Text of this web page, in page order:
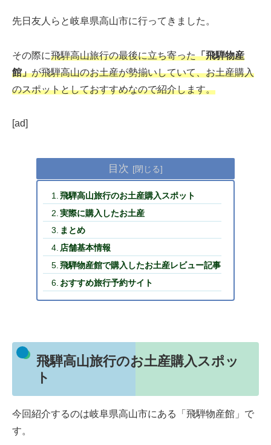
先日友人らと岐阜県高山市に行ってきました。
その際に飛騨高山旅行の最後に立ち寄った「飛騨物産
館」が飛騨高山のお土産が勢揃いしていて、お土産購入
のスポットとしておすすめなので紹介します。
[ad]
目次
飛騨高山旅行のお土産購入スポット
実際に購入したお土産
まとめ
店舗基本情報
飛騨物産館で購入したお土産レビュー記事
おすすめ旅行予約サイト
飛騨高山旅行のお土産購入スポッ
ト
今回紹介するのは岐阜県高山市にある「飛騨物産館」で
す。